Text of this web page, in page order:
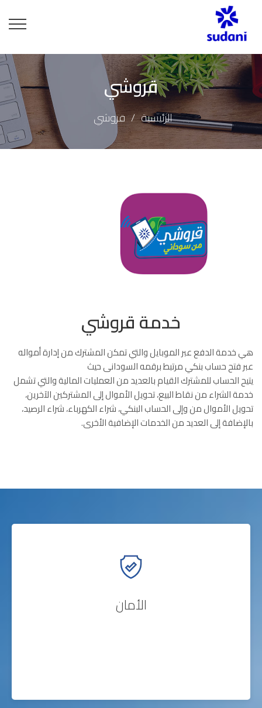
قروشي
الرئيسية قروشي
خدمة قروشي
هي خدمة الدفع عبر الموبايل والتي تمكن المشترك من إدارة أمواله
عبر فتح حساب بنكي مرتبط برقمه السودانى حيث
يتيح الحساب للمشترك القيام بالعديد من العمليات المالية والتي تشمل
خدمة الشراء من نقاط البيع، تحويل الأموال إلى المشتركين الآخرين،
تحويل الأموال من وإلى الحساب البنكي، شراء الكهرباء، شراء الرصيد،
بالإضافة إلى العديد من الخدمات الإضافية الأخرى.
الأمان